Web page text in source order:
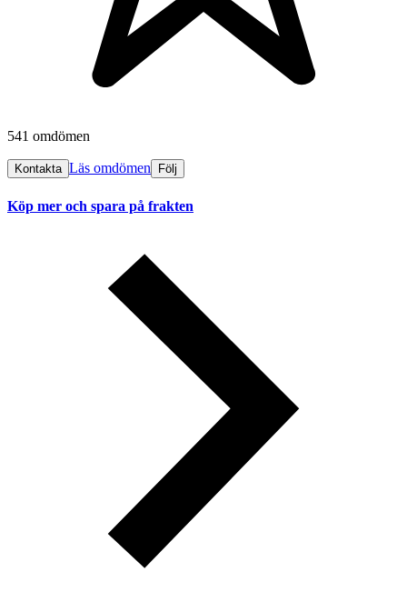
541 omdömen
Kontakta Läs omdömen Följ
Köp mer och spara på frakten